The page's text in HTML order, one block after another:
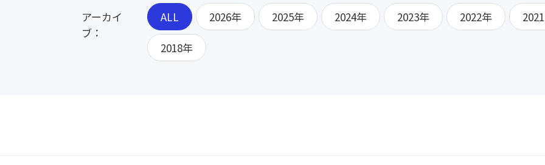
アーカイ
ブ：
ALL 2026年 2025年 2024年 2023年 2022年
2018年